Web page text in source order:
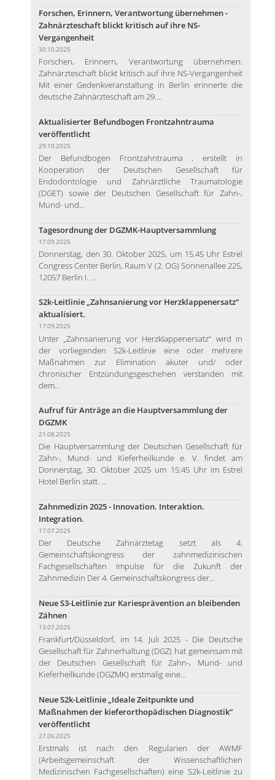
Forschen, Erinnern, Verantwortung übernehmen -
Zahnärzteschaft blickt kritisch auf ihre NS-
Vergangenheit
30.10.2025
Forschen, Erinnern, Verantwortung übernehmen:
Zahnärzteschaft blickt kritisch auf ihre NS-Vergangenheit
Mit einer Gedenkveranstaltung in Berlin erinnerte die
deutsche Zahnärzteschaft am 29....
Aktualisierter Befundbogen Frontzahntrauma
veröffentlicht
29.10.2025
Der Befundbogen Frontzahntrauma , erstellt in
Kooperation der Deutschen Gesellschaft für
Endodontologie und Zahnärztliche Traumatologie
(DGET) sowie der Deutschen Gesellschaft für Zahn-,
Mund- und...
Tagesordnung der DGZMK-Hauptversammlung
17.09.2025
Donnerstag, den 30. Oktober 2025, um 15.45 Uhr Estrel
Congress Center Berlin, Raum V (2. OG) Sonnenallee 225,
12057 Berlin I. ...
S2k-Leitlinie „Zahnsanierung vor Herzklappenersatz“
aktualisiert.
17.09.2025
Unter „Zahnsanierung vor Herzklappenersatz“ wird in
der vorliegenden S2k-Leitlinie eine oder mehrere
Maßnahmen zur Elimination akuter und/ oder
chronischer Entzündungsgeschehen verstanden mit
dem...
Aufruf für Anträge an die Hauptversammlung der
DGZMK
21.08.2025
Die Hauptversammlung der Deutschen Gesellschaft für
Zahn-, Mund- und Kieferheilkunde e. V. findet am
Donnerstag, 30. Oktober 2025 um 15:45 Uhr im Estrel
Hotel Berlin statt. ...
Zahnmedizin 2025 - Innovation. Interaktion.
Integration.
17.07.2025
Der Deutsche Zahnärztetag setzt als 4.
Gemeinschaftskongress der zahnmedizinischen
Fachgesellschaften Impulse für die Zukunft der
Zahnmedizin Der 4. Gemeinschaftskongress der...
Neue S3-Leitlinie zur Kariesprävention an bleibenden
Zähnen
13.07.2025
Frankfurt/Düsseldorf, im 14. Juli 2025 - Die Deutsche
Gesellschaft für Zahnerhaltung (DGZ) hat gemeinsam mit
der Deutschen Gesellschaft für Zahn-, Mund- und
Kieferheilkunde (DGZMK) erstmalig eine...
Neue S2k-Leitlinie „Ideale Zeitpunkte und
Maßnahmen der kieferorthopädischen Diagnostik“
veröffentlicht
27.06.2025
Erstmals ist nach den Regularien der AWMF
(Arbeitsgemeinschaft der Wissenschaftlichen
Medizinischen Fachgesellschaften) eine S2k-Leitlinie zu